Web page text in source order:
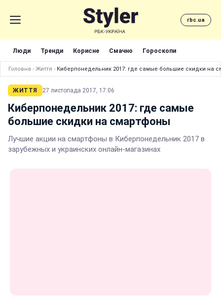
rbc.ua
Люди Тренди Корисне Смачно Гороскопи
Головна › Життя › Киберпонедельник 2017: где самые большие скидки на
ЖИТТЯ 27 листопада 2017, 17:06
Киберпонедельник 2017: где самые
большие скидки на смартфоны
Лучшие акции на смартфоны в Киберпонедельник 2017 в
зарубежных и украинских онлайн-магазинах